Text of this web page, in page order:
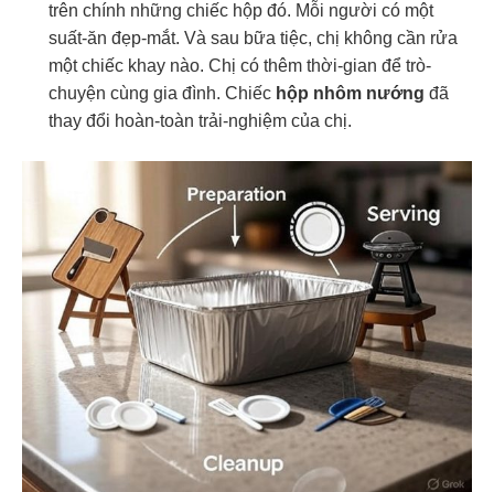
trên chính những chiếc hộp đó. Mỗi người có một
suất-ăn đẹp-mắt. Và sau bữa tiệc, chị không cần rửa
một chiếc khay nào. Chị có thêm thời-gian để trò-
chuyện cùng gia đình. Chiếc hộp nhôm nướng đã
thay đổi hoàn-toàn trải-nghiệm của chị.